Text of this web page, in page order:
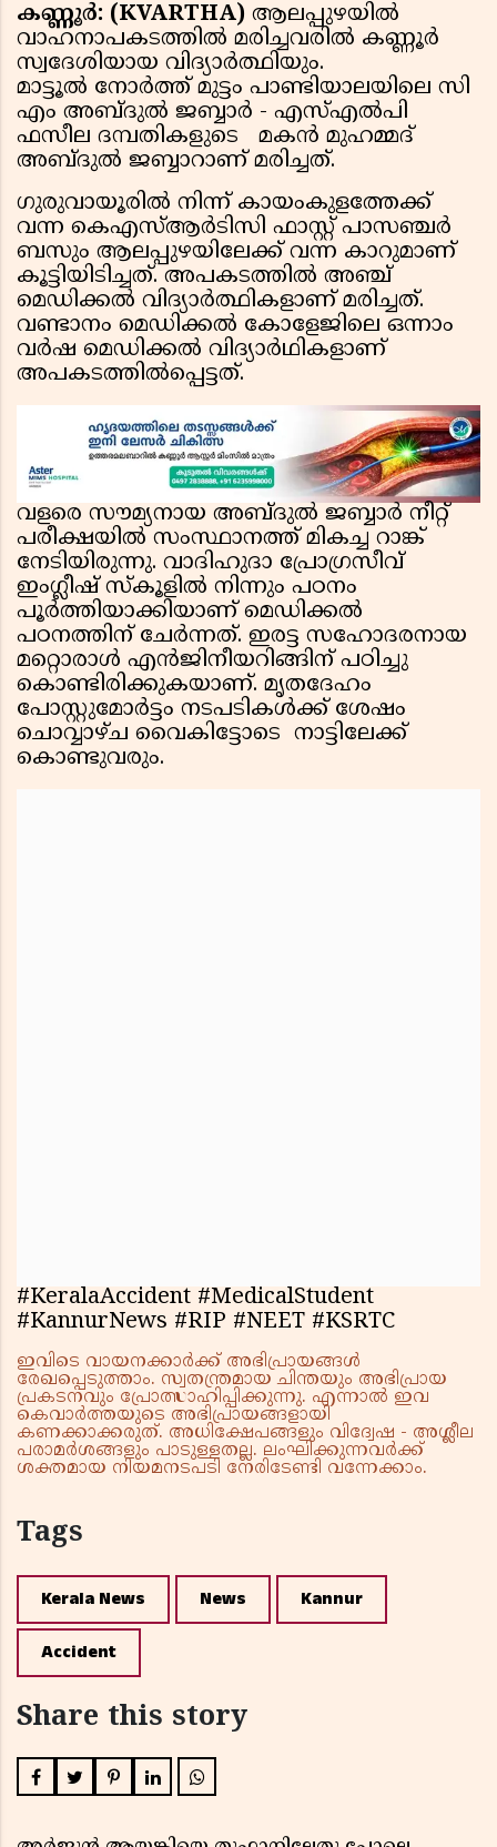
കണ്ണൂർ: (KVARTHA) ആലപ്പുഴയിൽ
വാഹനാപകടത്തിൽ മരിച്ചവരിൽ കണ്ണൂർ
സ്വദേശിയായ വിദ്യാർത്ഥിയും.
മാട്ടൂൽ നോർത്ത് മുട്ടം പാണ്ടിയാലയിലെ സി
എം അബ്ദുൽ ജബ്ബാർ - എസ്എൽപി
ഫസീല ദമ്പതികളുടെ മകൻ മുഹമ്മദ്
അബ്ദുൽ ജബ്ബാറാണ് മരിച്ചത്.
ഗുരുവായൂരില്‍ നിന്ന് കായംകുളത്തേക്ക്
വന്ന കെഎസ്ആര്‍ടിസി ഫാസ്റ്റ് പാസഞ്ചര്‍
ബസും ആലപ്പുഴയിലേക്ക് വന്ന കാറുമാണ്
കൂട്ടിയിടിച്ചത്. അപകടത്തിൽ അഞ്ച്
മെഡിക്കൽ വിദ്യാർത്ഥികളാണ് മരിച്ചത്.
വണ്ടാനം മെഡിക്കല്‍ കോളേജിലെ ഒന്നാം
വര്‍ഷ മെഡിക്കല്‍ വിദ്യാര്‍ഥികളാണ്
അപകടത്തില്‍പ്പെട്ടത്.
വളരെ സൗമ്യനായ അബ്ദുൽ ജബ്ബാർ നീറ്റ്
പരീക്ഷയിൽ സംസ്ഥാനത്ത് മികച്ച റാങ്ക്
നേടിയിരുന്നു. വാദിഹുദാ പ്രോഗ്രസീവ്
ഇംഗ്ലീഷ് സ്കൂളിൽ നിന്നും പഠനം
പൂർത്തിയാക്കിയാണ് മെഡിക്കൽ
പഠനത്തിന് ചേർന്നത്. ഇരട്ട സഹോദരനായ
മറ്റൊരാൾ എൻജിനീയറിങ്ങിന് പഠിച്ചു
കൊണ്ടിരിക്കുകയാണ്. മൃതദേഹം
പോസ്റ്റുമോർട്ടം നടപടികൾക്ക് ശേഷം
ചൊവ്വാഴ്ച വൈകിട്ടോടെ നാട്ടിലേക്ക്
കൊണ്ടുവരും.
#KeralaAccident #MedicalStudent
#KannurNews #RIP #NEET #KSRTC
ഇവിടെ വായനക്കാർക്ക് അഭിപ്രായങ്ങൾ
രേഖപ്പെടുത്താം. സ്വതന്ത്രമായ ചിന്തയും അഭിപ്രായ
പ്രകടനവും പ്രോത്സാഹിപ്പിക്കുന്നു. എന്നാൽ ഇവ
കെവാർത്തയുടെ അഭിപ്രായങ്ങളായി
കണക്കാക്കരുത്. അധിക്ഷേപങ്ങളും വിദ്വേഷ - അശ്ലീല
പരാമർശങ്ങളും പാടുള്ളതല്ല. ലംഘിക്കുന്നവർക്ക്
ശക്തമായ നിയമനടപടി നേരിടേണ്ടി വന്നേക്കാം.
Tags
Kerala News News Kannur
Accident
Share this story